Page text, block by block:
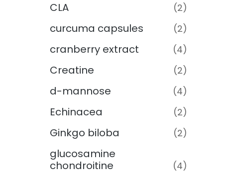
CLA (2)
curcuma capsules (2)
cranberry extract (4)
Creatine (2)
d-mannose (4)
Echinacea (2)
Ginkgo biloba (2)
glucosamine
chondroitine
(4)